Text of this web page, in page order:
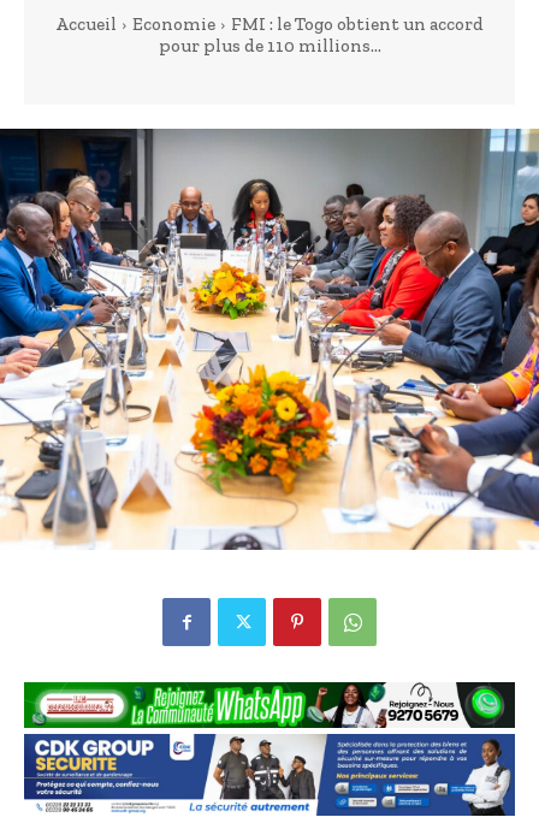
Accueil Economie
FMI : le Togo obtient un accord
pour plus de 110 millions...